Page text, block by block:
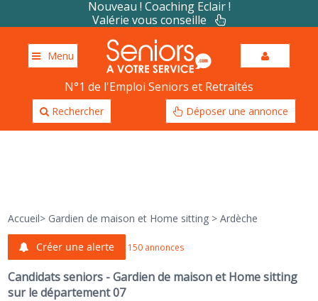
Nouveau ! Coaching Eclair !
Valérie vous conseille
Menu
N°1 de l'Emploi Seniors et Retraités
Rechercher Déposer une annonce
Accueil> Gardien de maison et Home sitting >Ardèche
Créer une alerte 150 annonces
Candidats seniors - Gardien de maison et Home sitting
sur le département 07